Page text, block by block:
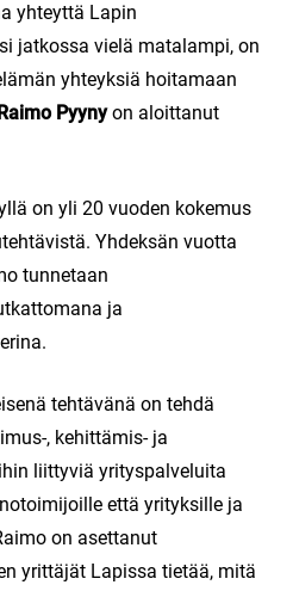
yhteyttä Lapin
jatkossa vielä matalampi, on
yhteyksiä hoitamaan
Raimo Pyynyon aloittanut
on yli 20 vuoden kokemus
Yhdeksän vuotta
tunnetaan
ja
tehtävänä on tehdä
, kehittämis- ja
liittyviä yrityspalveluita
että yrityksille ja
on asettanut
yrittäjät Lapissa tietää, mitä